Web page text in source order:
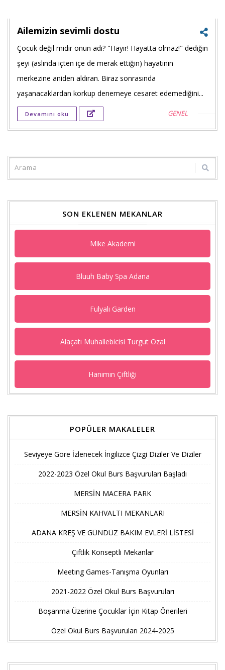
Ailemizin sevimli dostu
+'ta
Çocuk değil midir onun adı? "Hayır! Hayatta olmaz!" dediğin
şeyi (aslında içten içe de merak ettiğin) hayatının
merkezine aniden aldıran. Biraz sonrasında
yaşanacaklardan korkup denemeye cesaret edemediğini...
Devamını oku GENEL
SON EKLENEN MEKANLAR
Mike Akademi
Bluuh Baby Spa Adana
Fulyalı Garden
Alaçatı Muhallebicisi Turgut Özal
Hanımın Çiftliği
POPÜLER MAKALELER
Seviyeye Göre İzlenecek İngilizce Çizgi Diziler Ve Diziler
2022-2023 Özel Okul Burs Başvuruları Başladı
MERSİN MACERA PARK
MERSİN KAHVALTI MEKANLARI
ADANA KREŞ VE GÜNDÜZ BAKIM EVLERİ LİSTESİ
Çiftlik Konseptli Mekanlar
Meetıng Games-Tanışma Oyunları
2021-2022 Özel Okul Burs Başvuruları
Boşanma Üzerine Çocuklar İçin Kitap Önerileri
Özel Okul Burs Başvuruları 2024-2025